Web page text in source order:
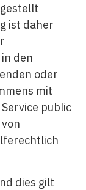
ist daher
den
oder
mit
public
dies gilt